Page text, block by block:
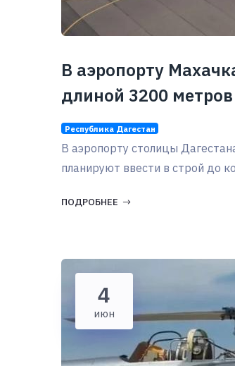
В аэропорту
длиной 3200 метров
Республика Дагестан
В аэропорту столицы
планируют ввести в строй до
ПОДРОБНЕЕ
4
июн